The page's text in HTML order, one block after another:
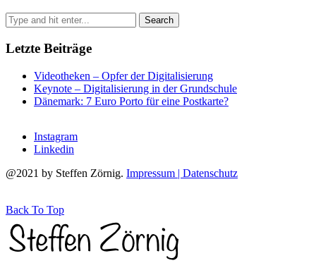
Letzte Beiträge
Videotheken – Opfer der Digitalisierung
Keynote – Digitalisierung in der Grundschule
Dänemark: 7 Euro Porto für eine Postkarte?
Instagram
Linkedin
@2021 by Steffen Zörnig. Impressum | Datenschutz
Back To Top